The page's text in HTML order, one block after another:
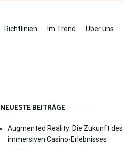
Richtlinien Im Trend Über uns
NEUESTE BEITRÄGE
Augmented Reality: Die Zukunft des
immersiven Casino-Erlebnisses